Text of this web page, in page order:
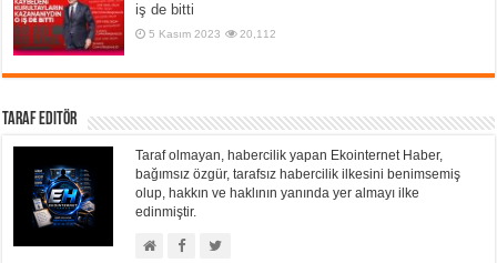
iş de bitti
5 Kasım 2023 20,112
Taraf Editör
Taraf olmayan, habercilik yapan Ekointernet Haber,
bağımsız özgür, tarafsız habercilik ilkesini benimsemiş
olup, hakkın ve haklının yanında yer almayı ilke
edinmiştir.